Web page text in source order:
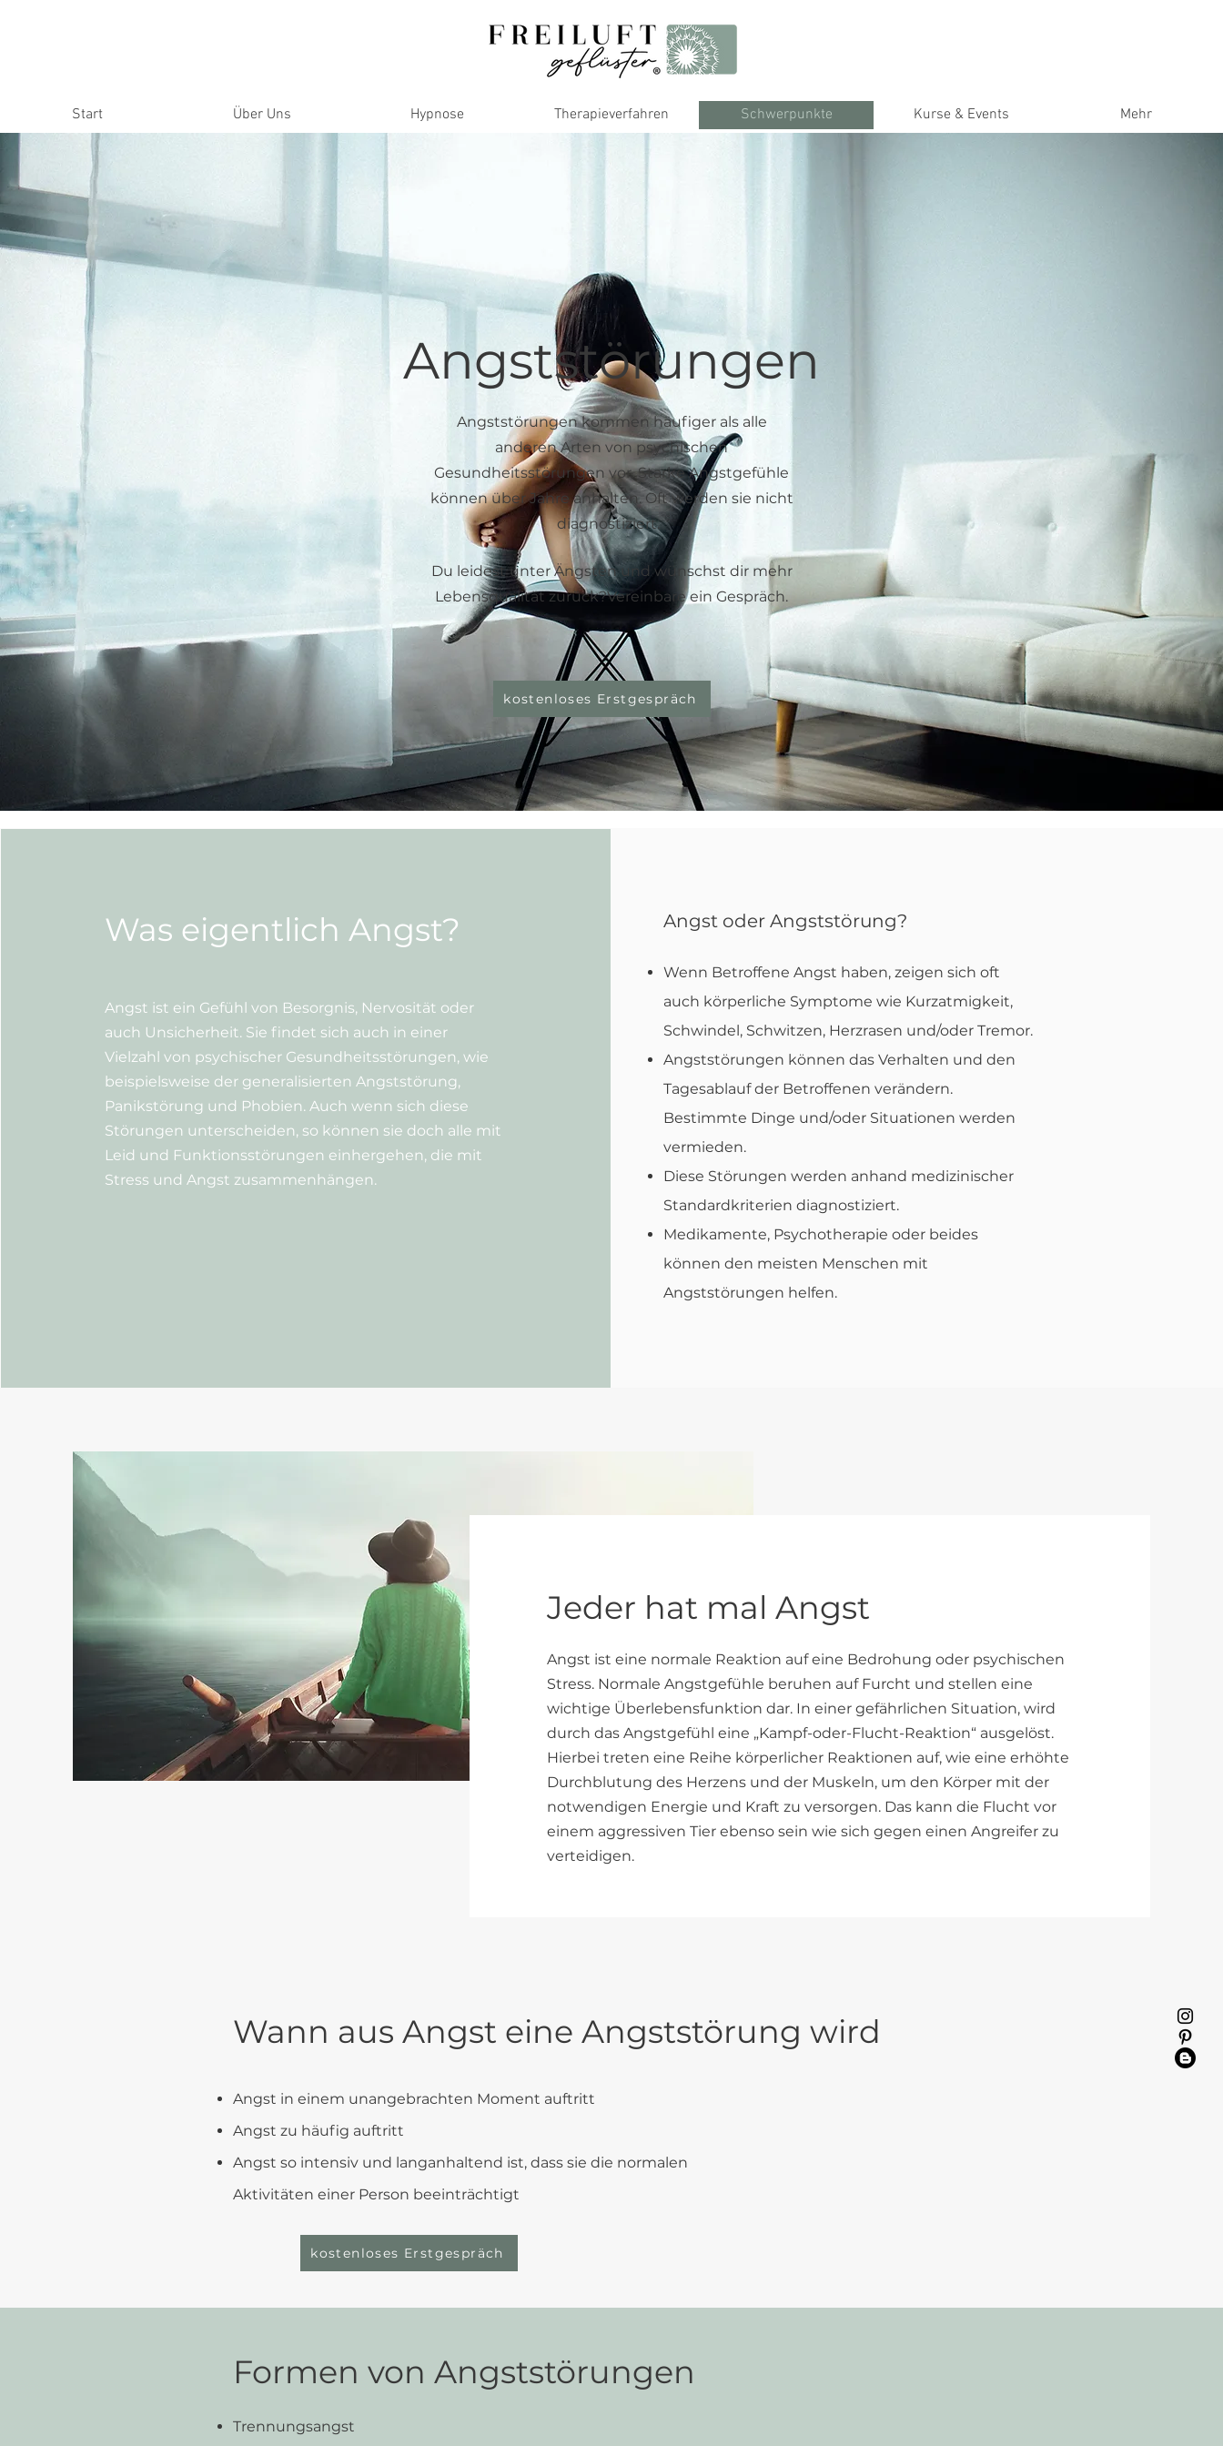
Start Über Uns Hypnose Therapieverfahren Schwerpunkte Kurse & Events Mehr
Angststörungen
Angststörungen kommen häufiger als alle
anderen Arten von psychischen
Gesundheitsstörungen vor. Starke Angstgefühle
können über Jahre anhalten. Oft werden sie nicht
diagnostiziert.
Du leidest unter Ängsten und wünschst dir mehr
Lebensqualität zurück?Vereinbare ein Gespräch.
kostenloses Erstgespräch
Was eigentlich Angst?
Angst ist ein Gefühl von Besorgnis, Nervosität oder
auch Unsicherheit. Sie findet sich auch in einer
Vielzahl von psychischer Gesundheitsstörungen, wie
beispielsweise der generalisierten Angststörung,
Panikstörung und Phobien. Auch wenn sich diese
Störungen unterscheiden, so können sie doch alle mit
Leid und Funktionsstörungen einhergehen, die mit
Stress und Angst zusammenhängen.
Angst oder Angststörung?
Wenn Betroffene Angst haben, zeigen sich oft
auch körperliche Symptome wie Kurzatmigkeit,
Schwindel, Schwitzen, Herzrasen und/oder Tremor.
Angststörungen können das Verhalten und den
Tagesablauf der Betroffenen verändern.
Bestimmte Dinge und/oder Situationen werden
vermieden.
Diese Störungen werden anhand medizinischer
Standardkriterien diagnostiziert.
Medikamente, Psychotherapie oder beides
können den meisten Menschen mit
Angststörungen helfen.
Jeder hat mal Angst
Angst ist eine normale Reaktion auf eine Bedrohung oder psychischen
Stress. Normale Angstgefühle beruhen auf Furcht und stellen eine
wichtige Überlebensfunktion dar. In einer gefährlichen Situation, wird
durch das Angstgefühl eine „Kampf-oder-Flucht-Reaktion“ ausgelöst.
Hierbei treten eine Reihe körperlicher Reaktionen auf, wie eine erhöhte
Durchblutung des Herzens und der Muskeln, um den Körper mit der
notwendigen Energie und Kraft zu versorgen. Das kann die Flucht vor
einem aggressiven Tier ebenso sein wie sich gegen einen Angreifer zu
verteidigen.
Wann aus Angst eine Angststörung wird
Angst in einem unangebrachten Moment auftritt
Angst zu häufig auftritt
Angst so intensiv und langanhaltend ist, dass sie die normalen
Aktivitäten einer Person beeinträchtigt
kostenloses Erstgespräch
Formen von Angststörungen
Trennungsangst